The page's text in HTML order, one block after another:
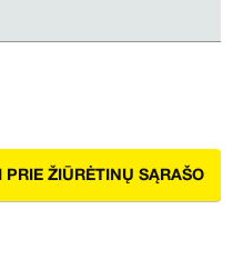
PRIE ŽIŪRĖTINŲ SĄRAŠO